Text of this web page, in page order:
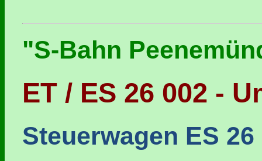
"S-Bahn
ET / ES 26 002 -
Steuerwagen ES 26